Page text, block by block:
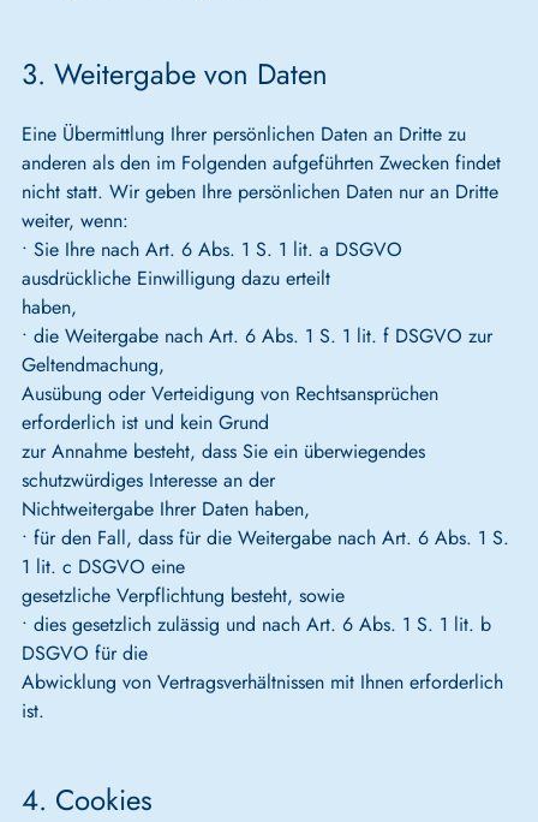
3. Weitergabe von Daten
Eine Übermittlung Ihrer persönlichen Daten an Dritte zu
anderen als den im Folgenden aufgeführten Zwecken findet
nicht statt. Wir geben Ihre persönlichen Daten nur an Dritte
weiter, wenn:
• Sie Ihre nach Art. 6 Abs. 1 S. 1 lit. a DSGVO
ausdrückliche Einwilligung dazu erteilt
haben,
• die Weitergabe nach Art. 6 Abs. 1 S. 1 lit. f DSGVO zur
Geltendmachung,
Ausübung oder Verteidigung von Rechtsansprüchen
erforderlich ist und kein Grund
zur Annahme besteht, dass Sie ein überwiegendes
schutzwürdiges Interesse an der
Nichtweitergabe Ihrer Daten haben,
• für den Fall, dass für die Weitergabe nach Art. 6 Abs. 1 S.
1 lit. c DSGVO eine
gesetzliche Verpflichtung besteht, sowie
• dies gesetzlich zulässig und nach Art. 6 Abs. 1 S. 1 lit. b
DSGVO für die
Abwicklung von Vertragsverhältnissen mit Ihnen erforderlich
ist.
4. Cookies